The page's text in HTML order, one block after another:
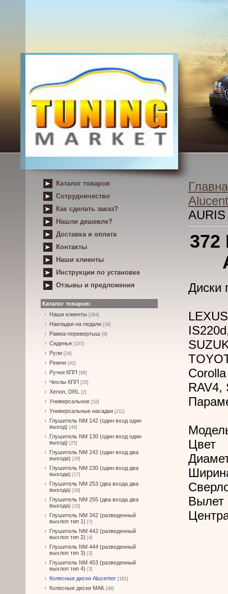
Каталог товаров
Сотрудничество
Как сделать заказ?
Нашли дешевле?
Доставка и оплата
Контакты
Наши клиенты
Инструкции по установке
Отзывы и предложения
Каталог товаров:
Наши клиенты [284]
Накладки на педали [34]
Рамка-перевертыш [6]
Сиденья [107]
Рули [24]
Ремни [42]
Ручки КПП [68]
Чехлы КПП [25]
Xenon, DRL [2]
Универсальное [52]
Универсальные насадки [211]
Глушитель NM 142 (один вход один
выход) [44]
Глушитель NM 130 (один вход один
выход) [25]
Глушитель NM 242 (один вход два
выхода) [29]
Глушитель NM 230 (один вход два
выхода) [17]
Глушитель NM 253 (два входа два
выхода) [16]
Глушитель NM 255 (два входа два
выхода) [16]
Глушитель NM 342 (разведенный
выхлоп тип 1) [7]
Глушитель NM 442 (разведенный
выхлоп тип 2) [4]
Глушитель NM 444 (разведенный
выхлоп тип 3) [3]
Глушитель NM 453 (разведенный
выхлоп тип 4) [3]
Колесные диски Alucenter [181]
Колесные диски MAK [46]
372
Диски
RAV4,
Цвет
Вылет